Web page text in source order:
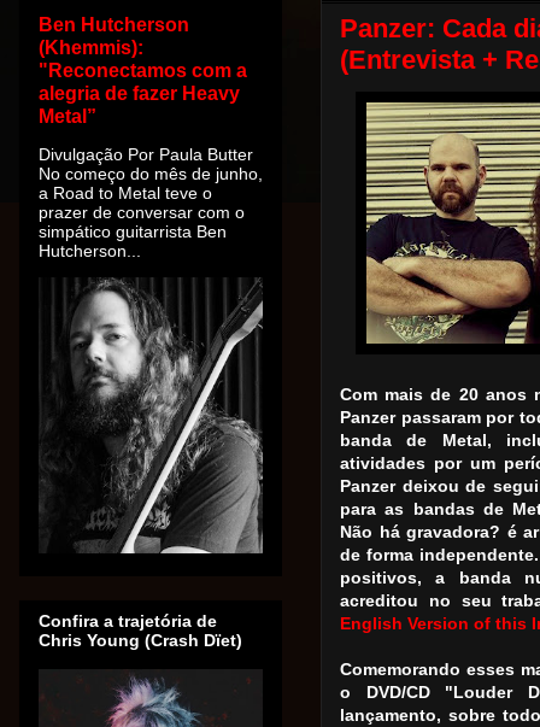
Panzer: Cada
(Entrevista +
Com mais de 20 anos
Panzer passaram por
banda de Metal,
atividades por um
Panzer deixou de
para as bandas de
Não há gravadora? é
de forma
positivos, a banda
acreditou no seu
English Version of this
Comemorando esses
o DVD/CD "Louder
lançamento, sobre
Ben Hutcherson
(Khemmis):
"Reconectamos com a
alegria de fazer Heavy
Metal”
Divulgação Por Paula Butter
No começo do mês de junho,
a Road to Metal teve o
prazer de conversar com o
simpático guitarrista Ben
Hutcherson...
Confira a trajetória de
Chris Young (Crash Dïet)